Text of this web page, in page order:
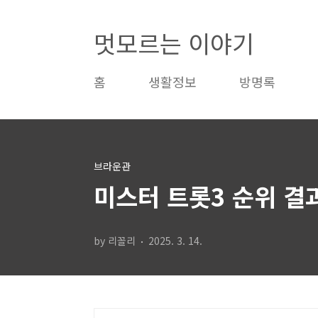
멋모르는 이야기
홈 생활정보 방명록
브라운관
미스터 트롯3 순위 결
by 리꼴리 2025. 3. 14.